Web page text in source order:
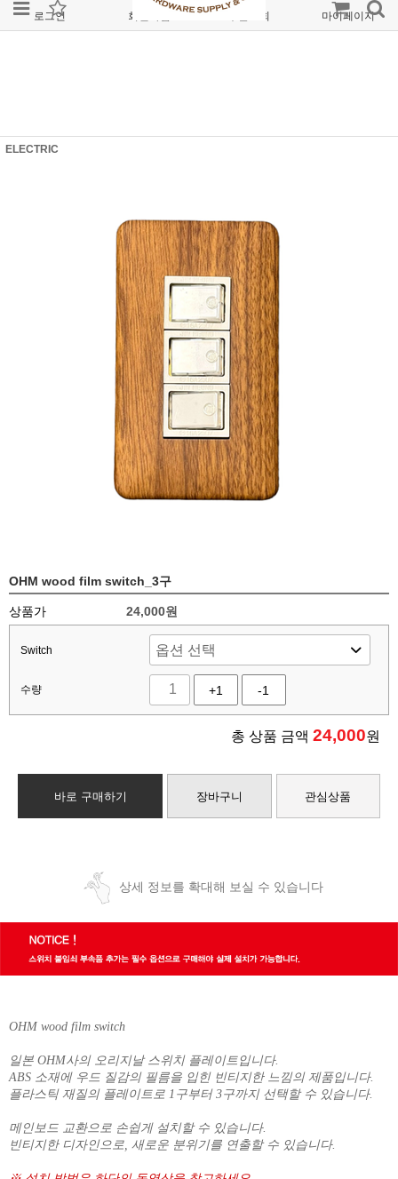
로그인 회원가입 주문조회 마이페이지
ELECTRIC
OHM wood film switch_3구
상품가 24,000원
Switch
수량 +1 -1
총 상품 금액 24,000원
바로 구매하기 장바구니 관심상품
상세 정보를 확대해 보실 수 있습니다
OHM wood film switch
일본 OHM사의 오리지날 스위치 플레이트입니다.
ABS 소재에 우드 질감의 필름을 입힌 빈티지한 느낌의 제품입니다.
플라스틱 재질의 플레이트로 1구부터 3구까지 선택할 수 있습니다.
메인보드 교환으로 손쉽게 설치할 수 있습니다.
빈티지한 디자인으로, 새로운 분위기를 연출할 수 있습니다.